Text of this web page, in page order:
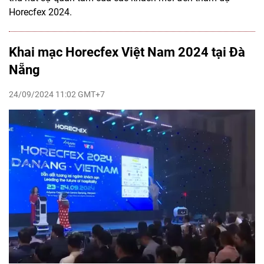
Horecfex 2024.
Khai mạc Horecfex Việt Nam 2024 tại Đà
Nẵng
24/09/2024 11:02 GMT+7